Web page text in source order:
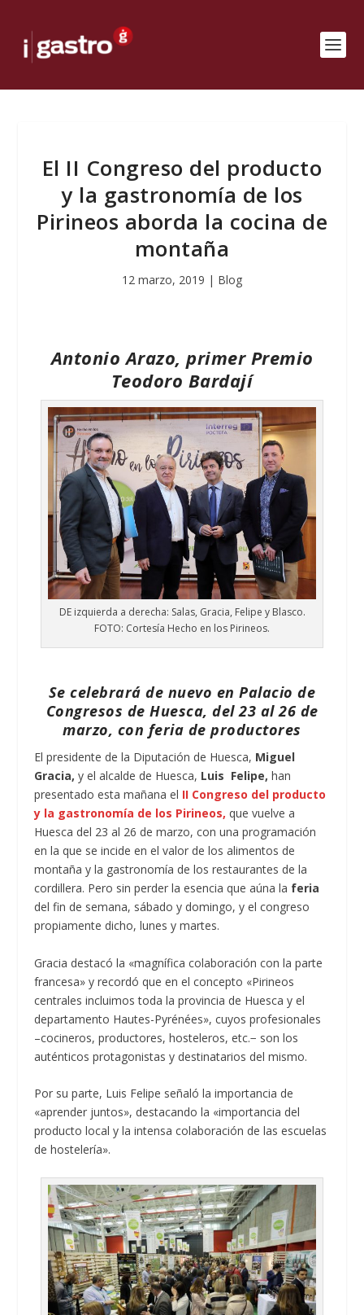
El II Congreso del producto
y la gastronomía de los
Pirineos aborda la cocina de
montaña
12 marzo, 2019 | Blog
Antonio Arazo, primer Premio
Teodoro Bardají
DE izquierda a derecha: Salas, Gracia, Felipe y Blasco.
FOTO: Cortesía Hecho en los Pirineos.
Se celebrará de nuevo en Palacio de
Congresos de Huesca, del 23 al 26 de
marzo, con feria de productores
El presidente de la Diputación de Huesca, Miguel
Gracia, y el alcalde de Huesca, Luis Felipe, han
presentado esta mañana el II Congreso del producto
y la gastronomía de los Pirineos, que vuelve a
Huesca del 23 al 26 de marzo, con una programación
en la que se incide en el valor de los alimentos de
montaña y la gastronomía de los restaurantes de la
cordillera. Pero sin perder la esencia que aúna la feria
del fin de semana, sábado y domingo, y el congreso
propiamente dicho, lunes y martes.
Gracia destacó la «magnífica colaboración con la parte
francesa» y recordó que en el concepto «Pirineos
centrales incluimos toda la provincia de Huesca y el
departamento Hautes-Pyrénées», cuyos profesionales
–cocineros, productores, hosteleros, etc.− son los
auténticos protagonistas y destinatarios del mismo.
Por su parte, Luis Felipe señaló la importancia de
«aprender juntos», destacando la «importancia del
producto local y la intensa colaboración de las escuelas
de hostelería».